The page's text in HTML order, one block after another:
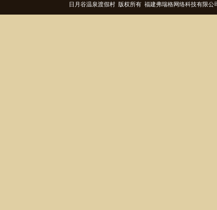
日月谷温泉渡假村 版权所有 福建弗瑞格网络科技有限